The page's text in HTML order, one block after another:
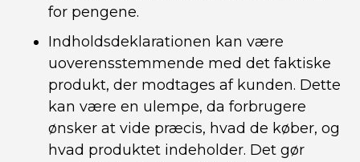
for pengene.
Indholdsdeklarationen kan være
uoverensstemmende med det faktiske
produkt, der modtages af kunden. Dette
kan være en ulempe, da forbrugere
ønsker at vide præcis, hvad de køber, og
hvad produktet indeholder. Det gør